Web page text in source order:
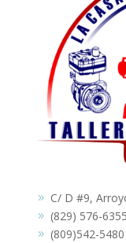
9 C/ D #9,
9 (829) 576-6355
9 (809)542-5480